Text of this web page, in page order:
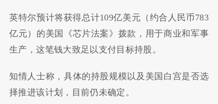
英特尔预计将获得总计109亿美元（约合人民币783
亿元）的美国《芯片法案》拨款，用于商业和军事
生产，这笔钱大致足以支付目标持股。
知情人士称，具体的持股规模以及美国白宫是否选
择推进该计划，目前仍未确定。